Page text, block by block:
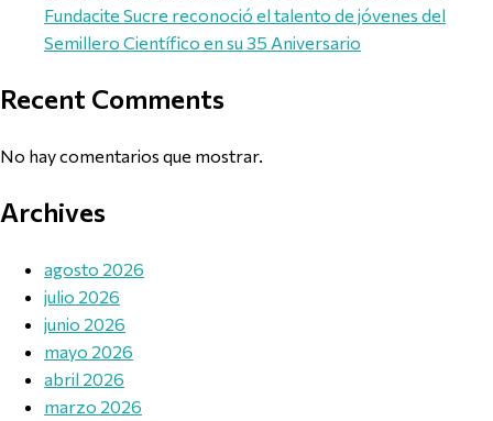
Fundacite Sucre reconoció el talento de jóvenes del
Semillero Científico en su 35 Aniversario
Recent Comments
No hay comentarios que mostrar.
Archives
agosto 2026
julio 2026
junio 2026
mayo 2026
abril 2026
marzo 2026